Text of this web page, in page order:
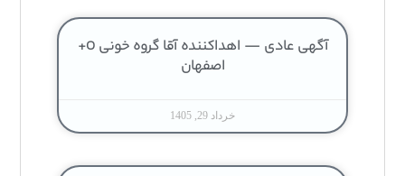
آگهی عادی — اهداکننده آقا گروه خونی O+
اصفهان
خرداد 29, 1405